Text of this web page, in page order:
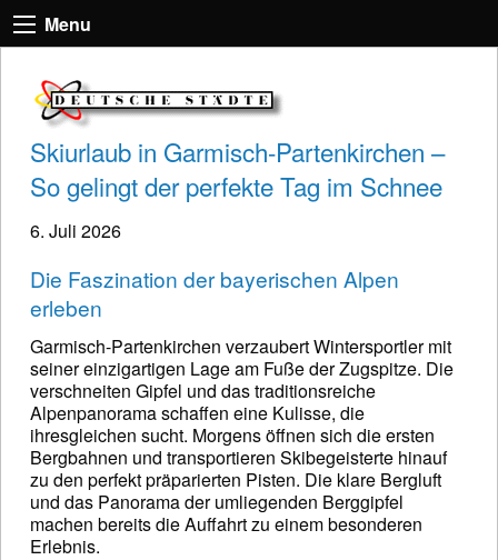
Menu
Skiurlaub in Garmisch-Partenkirchen –
So gelingt der perfekte Tag im Schnee
6. Juli 2026
Die Faszination der bayerischen Alpen
erleben
Garmisch-Partenkirchen verzaubert Wintersportler mit
seiner einzigartigen Lage am Fuße der Zugspitze. Die
verschneiten Gipfel und das traditionsreiche
Alpenpanorama schaffen eine Kulisse, die
ihresgleichen sucht. Morgens öffnen sich die ersten
Bergbahnen und transportieren Skibegeisterte hinauf
zu den perfekt präparierten Pisten. Die klare Bergluft
und das Panorama der umliegenden Berggipfel
machen bereits die Auffahrt zu einem besonderen
Erlebnis.